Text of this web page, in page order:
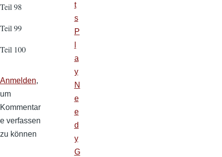
Teil 98
Teil 99
Teil 100
Anmelden,
um
Kommentar
e verfassen
zu können
t
s
P
a
y
N
e
e
d
y
G